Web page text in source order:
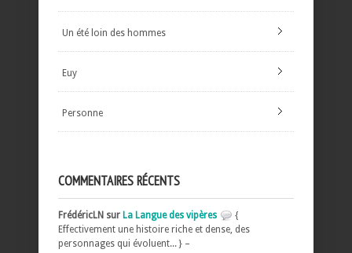
Un été loin des hommes
Euy
Personne
COMMENTAIRES RÉCENTS
FrédéricLN sur La Langue des vipères
{
Effectivement une histoire riche et dense, des
personnages qui évoluent... } –